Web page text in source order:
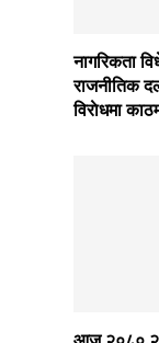
नागरिकता
राजनीतिक
विराेधमा